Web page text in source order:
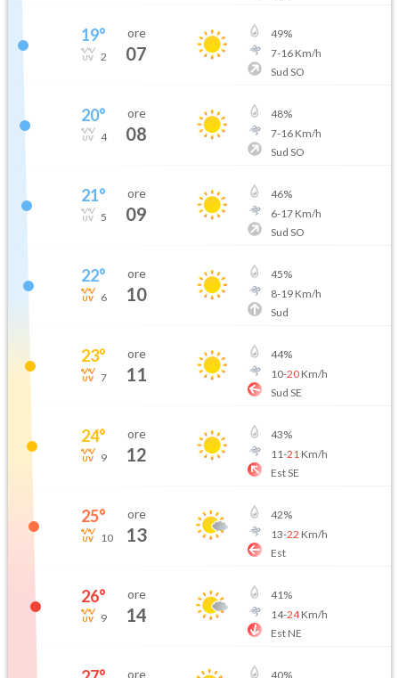
19°
2
ore
07
49%
7-16Km/h
Sud SO
20°
4
ore
08
48%
7-16Km/h
Sud SO
21°
5
ore
09
46%
6-17Km/h
Sud SO
22°
6
ore
10
45%
8-19Km/h
Sud
23°
7
ore
11
44%
10-20Km/h
Sud SE
24°
9
ore
12
43%
11-21 Km/h
Est SE
25°
10
ore
13
42%
13-22 Km/h
Est
26°
9
ore
14
41%
14-24Km/h
Est NE
ore 40%